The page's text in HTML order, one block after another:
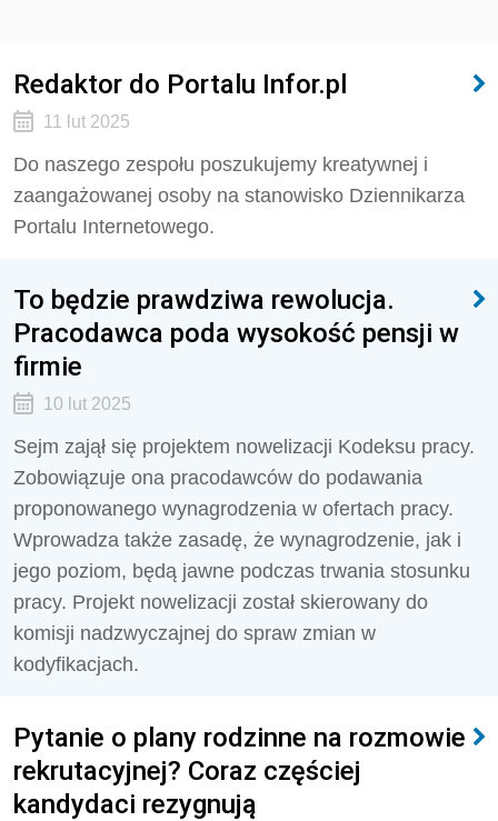
Redaktor do Portalu Infor.pl
11 lut 2025
Do naszego zespołu poszukujemy kreatywnej i
zaangażowanej osoby na stanowisko Dziennikarza
Portalu Internetowego.
To będzie prawdziwa rewolucja.
Pracodawca poda wysokość pensji w
firmie
10 lut 2025
Sejm zajął się projektem nowelizacji Kodeksu pracy.
Zobowiązuje ona pracodawców do podawania
proponowanego wynagrodzenia w ofertach pracy.
Wprowadza także zasadę, że wynagrodzenie, jak i
jego poziom, będą jawne podczas trwania stosunku
pracy. Projekt nowelizacji został skierowany do
komisji nadzwyczajnej do spraw zmian w
kodyfikacjach.
Pytanie o plany rodzinne na rozmowie
rekrutacyjnej? Coraz częściej
kandydaci rezygnują